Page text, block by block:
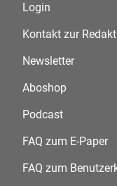
Login
Kontakt zur
Newsletter
Aboshop
Podcast
FAQ zum E-Paper
FAQ zum